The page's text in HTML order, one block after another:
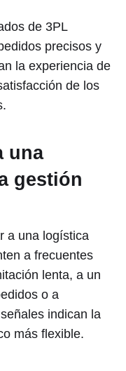
de 3PL
precisos y
la experiencia de
de los
una
gestión
a una logística
a frecuentes
lenta, a un
o a
indican la
más flexible.